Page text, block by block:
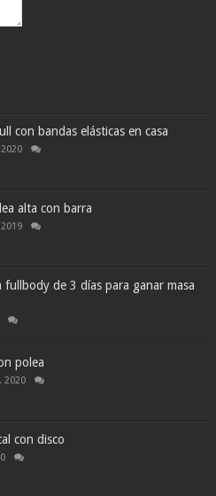
con bandas elásticas en casa
alta con barra
fullbody de 3 días para ganar masa
polea
2020
con disco